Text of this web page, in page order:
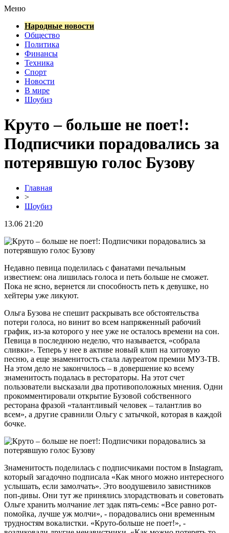
Меню
Народные новости
Общество
Политика
Финансы
Техника
Спорт
Новости
В мире
Шоубиз
Круто – больше не поет!:
Подписчики порадовались за
потерявшую голос Бузову
Главная
>
Шоубиз
13.06 21:20
Недавно певица поделилась с фанатами печальным
известием: она лишилась голоса и петь больше не сможет.
Пока не ясно, вернется ли способность петь к девушке, но
хейтеры уже ликуют.
Ольга Бузова не спешит раскрывать все обстоятельства
потери голоса, но винит во всем напряженный рабочий
график, из-за которого у нее уже не осталось времени на сон.
Певица в последнюю неделю, что называется, «собрала
сливки». Теперь у нее в активе новый клип на хитовую
песню, а еще знаменитость стала лауреатом премии МУЗ-ТВ.
На этом дело не закончилось – в довершение ко всему
знаменитость подалась в рестораторы. На этот счет
пользователи высказали два противоположных мнения. Одни
прокомментировали открытие Бузовой собственного
ресторана фразой «талантливый человек – талантлив во
всем», а другие сравнили Ольгу с затычкой, которая в каждой
бочке.
Знаменитость поделилась с подписчиками постом в Instagram,
который загадочно подписала «Как много можно интересного
услышать, если замолчать». Это воодушевило завистников
поп-дивы. Они тут же принялись злорадствовать и советовать
Ольге хранить молчание лет эдак пять-семь: «Все равно рот-
помойка, лучше уж молчи», - порадовались они временным
трудностям вокалистки. «Круто-больше не поет!», -